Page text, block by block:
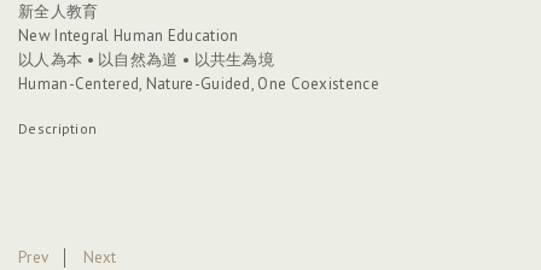
新全人教育
New Integral Human Education
以人為本 • 以自然為道 • 以共生為境
Human-Centered, Nature-Guided, One Coexistence
Description
Prev
Next